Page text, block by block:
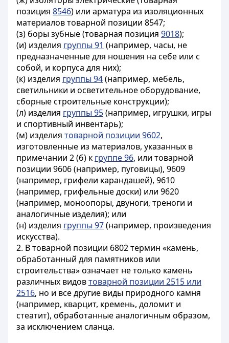
позиция 8546) или арматура из изоляционных
материалов товарной позиции 8547;
(з) боры зубные (товарная позиция 9018);
(и) изделия группы 91 (например, часы, не
предназначенные для ношения на себе или с
собой, и корпуса для них);
(к) изделия группы 94(например, мебель,
светильники и осветительное оборудование,
сборные строительные конструкции);
(л) изделия группы 95(например, игрушки, игры
и спортивный инвентарь);
(м) изделия товарной позиции 9602,
изготовленные из материалов, указанных в
примечании 2 (б) к группе 96, или товарной
позиции 9606 (например, пуговицы), 9609
(например, грифели карандашей), 9610
(например, грифельные доски) или 9620
(например, моноопоры, двуноги, треноги и
аналогичные изделия); или
(н) изделия группы 97(например, произведения
искусства).
2. В товарной позиции 6802 термин «камень,
обработанный для памятников или
строительства» означает не только камень
различных видовтоварной позиции 2515 или
2516, но и все другие виды природного камня
(например, кварцит, кремень, доломит и
стеатит), обработанные аналогичным образом,
за исключением сланца.